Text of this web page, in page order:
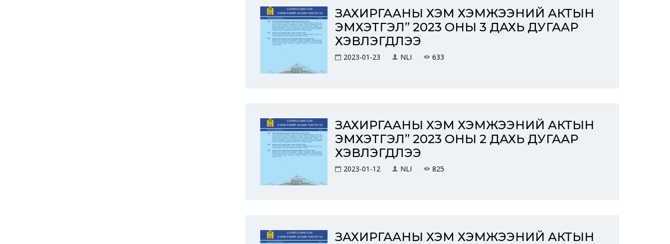
ЗАХИРГААНЫ ХЭМ ХЭМЖЭЭНИЙ АКТЫН
ЭМХЭТГЭЛ” 2023 ОНЫ 3 ДАХЬ ДУГААР
ХЭВЛЭГДЛЭЭ
2023-01-23 NLI 633
ЗАХИРГААНЫ ХЭМ ХЭМЖЭЭНИЙ АКТЫН
ЭМХЭТГЭЛ” 2023 ОНЫ 2 ДАХЬ ДУГААР
ХЭВЛЭГДЛЭЭ
2023-01-12 NLI 825
ЗАХИРГААНЫ ХЭМ ХЭМЖЭЭНИЙ АКТЫН